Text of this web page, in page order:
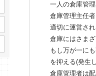
一人の倉庫管
倉庫管理主任
適切に運営さ
倉庫にはさま
もし万が一に
を抑える(発生
倉庫管理者は